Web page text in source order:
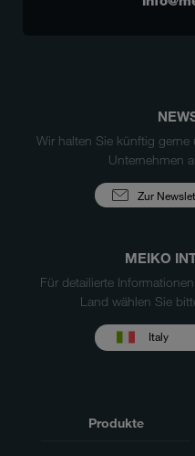
Wir halten Sie künftig
Unternehmen
Zur
MEIKO
Für detailierte
Land wählen Sie
Italy
Produkte